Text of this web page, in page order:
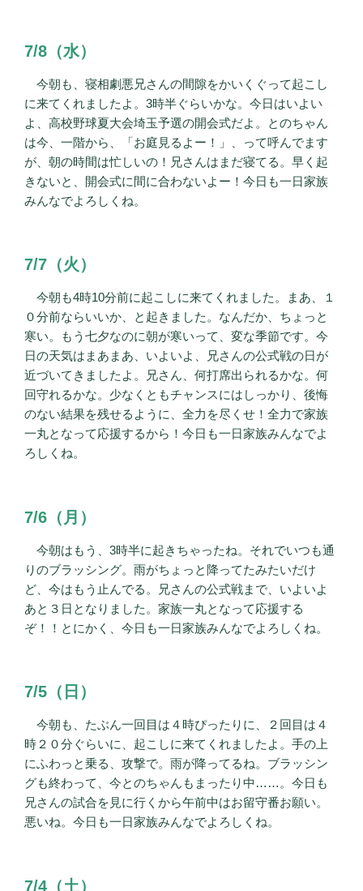
7/8（水）
今朝も、寝相劇悪兄さんの間隙をかいくぐって起こし
に来てくれましたよ。3時半ぐらいかな。今日はいよい
よ、高校野球夏大会埼玉予選の開会式だよ。とのちゃん
は今、一階から、「お庭見るよー！」、って呼んでます
が、朝の時間は忙しいの！兄さんはまだ寝てる。早く起
きないと、開会式に間に合わないよー！今日も一日家族
みんなでよろしくね。
7/7（火）
今朝も4時10分前に起こしに来てくれました。まあ、１
０分前ならいいか、と起きました。なんだか、ちょっと
寒い。もう七夕なのに朝が寒いって、変な季節です。今
日の天気はまあまあ、いよいよ、兄さんの公式戦の日が
近づいてきましたよ。兄さん、何打席出られるかな。何
回守れるかな。少なくともチャンスにはしっかり、後悔
のない結果を残せるように、全力を尽くせ！全力で家族
一丸となって応援するから！今日も一日家族みんなでよ
ろしくね。
7/6（月）
今朝はもう、3時半に起きちゃったね。それでいつも通
りのブラッシング。雨がちょっと降ってたみたいだけ
ど、今はもう止んでる。兄さんの公式戦まで、いよいよ
あと３日となりました。家族一丸となって応援する
ぞ！！とにかく、今日も一日家族みんなでよろしくね。
7/5（日）
今朝も、たぶん一回目は４時ぴったりに、２回目は４
時２０分ぐらいに、起こしに来てくれましたよ。手の上
にふわっと乗る、攻撃で。雨が降ってるね。ブラッシン
グも終わって、今とのちゃんもまったり中……。今日も
兄さんの試合を見に行くから午前中はお留守番お願い。
悪いね。今日も一日家族みんなでよろしくね。
7/4（土）